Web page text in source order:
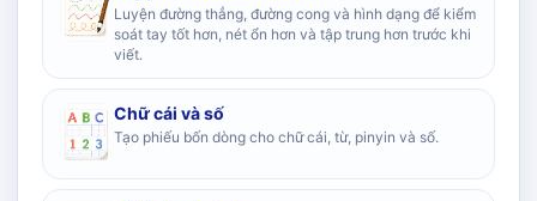
Luyện đường thẳng, đường cong và hình dạng để kiểm
soát tay tốt hơn, nét ổn hơn và tập trung hơn trước khi
viết.
Chữ cái và số
Tạo phiếu bốn dòng cho chữ cái, từ, pinyin và số.